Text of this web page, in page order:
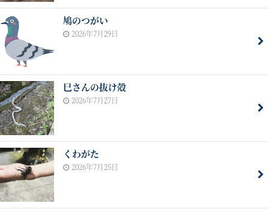
鳩のつがい
2026年7月29日
巳さんの抜け殻
2026年7月27日
くわがた
2026年7月25日